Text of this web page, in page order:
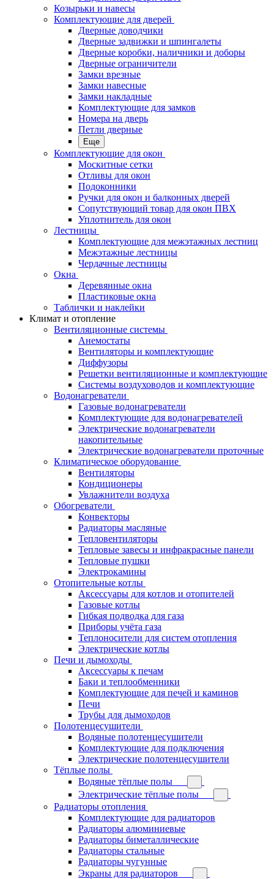
Козырьки и навесы
Комплектующие для дверей
Дверные доводчики
Дверные задвижки и шпингалеты
Дверные коробки, наличники и доборы
Дверные ограничители
Замки врезные
Замки навесные
Замки накладные
Комплектующие для замков
Номера на дверь
Петли дверные
Еще
Комплектующие для окон
Москитные сетки
Отливы для окон
Подоконники
Ручки для окон и балконных дверей
Сопутствующий товар для окон ПВХ
Уплотнитель для окон
Лестницы
Комплектующие для межэтажных лестниц
Межэтажные лестницы
Чердачные лестницы
Окна
Деревянные окна
Пластиковые окна
Таблички и наклейки
Климат и отопление
Вентиляционные системы
Анемостаты
Вентиляторы и комплектующие
Диффузоры
Решетки вентиляционные и комплектующие
Системы воздуховодов и комплектующие
Водонагреватели
Газовые водонагреватели
Комплектующие для водонагревателей
Электрические водонагреватели
накопительные
Электрические водонагреватели проточные
Климатическое оборудование
Вентиляторы
Кондиционеры
Увлажнители воздуха
Обогреватели
Конвекторы
Радиаторы масляные
Тепловентиляторы
Тепловые завесы и инфракрасные панели
Тепловые пушки
Электрокамины
Отопительные котлы
Аксессуары для котлов и отопителей
Газовые котлы
Гибкая подводка для газа
Приборы учёта газа
Теплоносители для систем отопления
Электрические котлы
Печи и дымоходы
Аксессуары к печам
Баки и теплообменники
Комплектующие для печей и каминов
Печи
Трубы для дымоходов
Полотенцесушители
Водяные полотенцесушители
Комплектующие для подключения
Электрические полотенцесушители
Тёплые полы
Водяные тёплые полы
Электрические тёплые полы
Радиаторы отопления
Комплектующие для радиаторов
Радиаторы алюминиевые
Радиаторы биметаллические
Радиаторы стальные
Радиаторы чугунные
Экраны для радиаторов